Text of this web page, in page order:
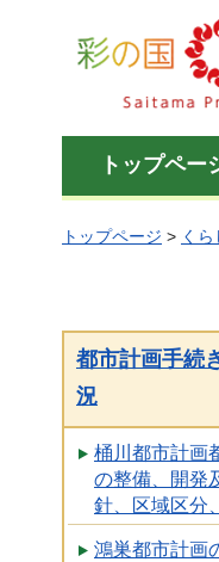
彩の国 埼玉県
トップペー
トップページ > く
都市計画手続
況
桶川都市計画
の整備、開発
針、区域区分
鴻巣都市計画